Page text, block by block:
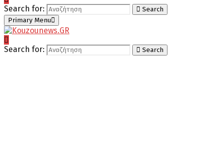
Search for:
Search
Primary Menu
Search for: Search